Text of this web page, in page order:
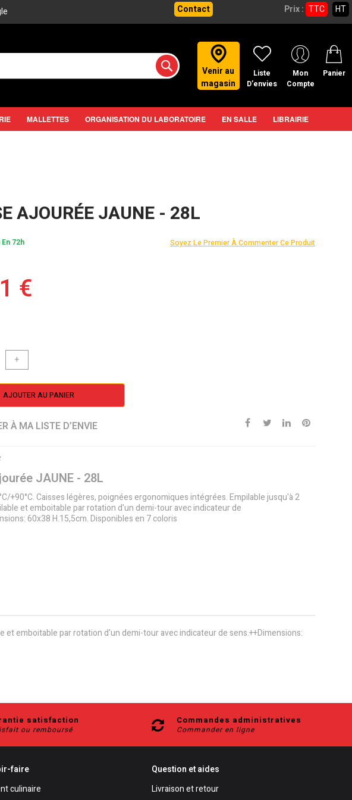
Contact Prix : TTC HT
Venir au
magasin
Liste
D’envies
Mon
Compte
Panier
MALLETTES ORGANISATION DU LABORATOIRE EN SALLE LIBRAIRIE
AJOURÉE JAUNE - 28L
Soyez Le Premier À Commenter Ce Produit
72h
€
+
AJOUTER AU PANIER
À MA LISTE D’ENVIE
JAUNE - 28L
+90°C. Caisses légères, poignées ergonomiques intégrées. Empilable jusqu'à 2
et emboitable par rotation d'un demi-tour avec indicateur de
60x38 H.15,5cm. Disponibles en 7 coloris
et emboitable par rotation d'un demi-tour avec indicateur de sens.++Dimensions:
satisfaction
ou remboursé
Commandes administratives
Commander en ligne
faire
culinaire
Question et aides
Livraison et retour